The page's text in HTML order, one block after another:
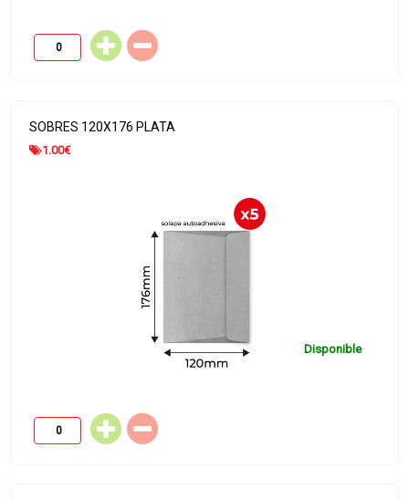
SOBRES 120X176 PLATA
1.00€
Disponible